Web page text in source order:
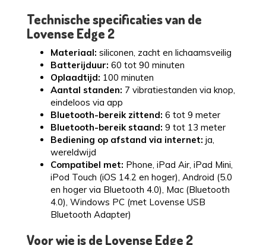
Technische specificaties van de
Lovense Edge 2
Materiaal: siliconen, zacht en lichaamsveilig
Batterijduur: 60 tot 90 minuten
Oplaadtijd: 100 minuten
Aantal standen: 7 vibratiestanden via knop,
eindeloos via app
Bluetooth-bereik zittend: 6 tot 9 meter
Bluetooth-bereik staand: 9 tot 13 meter
Bediening op afstand via internet: ja,
wereldwijd
Compatibel met: Phone, iPad Air, iPad Mini,
iPod Touch (iOS 14.2 en hoger), Android (5.0
en hoger via Bluetooth 4.0), Mac (Bluetooth
4.0), Windows PC (met Lovense USB
Bluetooth Adapter)
Voor wie is de Lovense Edge 2